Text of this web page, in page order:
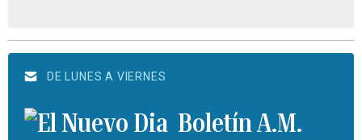
DE LUNES A VIERNES
Boletín A.M.